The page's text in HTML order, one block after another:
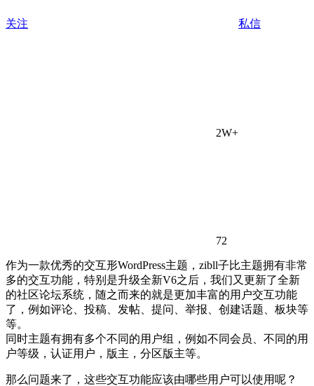
关注 私信
2W+
72
作为一款优秀的交互形WordPress主题，zibll子比主题拥有非常
多的交互功能，特别是升级全新V6之后，我们又更新了全新
的社区论坛系统，随之而来的就是更加丰富的用户交互功能
了，例如评论、投稿、发帖、提问、举报、创建话题、板块等
等。
同时主题有拥有多个不同的用户组，例如不同会员、不同的用
户等级，认证用户，版主，分区版主等。
那么问题来了，这些交互功能应该由哪些用户可以使用呢？